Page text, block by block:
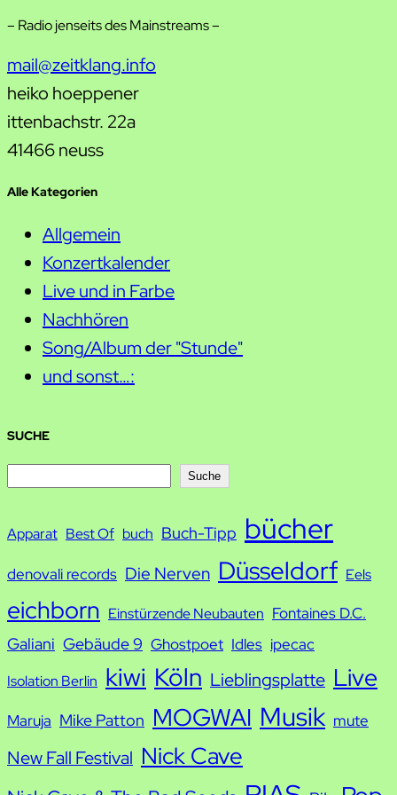
– Radio jenseits des Mainstreams –
mail@zeitklang.info
heiko hoeppener
ittenbachstr. 22a
41466 neuss
Alle Kategorien
Allgemein
Konzertkalender
Live und in Farbe
Nachhören
Song/Album der "Stunde"
und sonst…:
SUCHE
c
Suche
Apparat Best Of buch Buch-Tipp bücher
denovali records Die Nerven Düsseldorf Eels
eichborn Einstürzende Neubauten Fontaines D.C.
Galiani Gebäude 9 Ghostpoet Idles ipecac
Isolation Berlin kiwi Köln Lieblingsplatte Live
Maruja Mike Patton MOGWAI Musik mute
New Fall Festival Nick Cave